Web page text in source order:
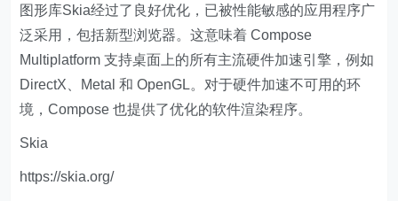
图形库Skia经过了良好优化，已被性能敏感的应用程序广
泛采用，包括新型浏览器。这意味着 Compose
Multiplatform 支持桌面上的所有主流硬件加速引擎，例如
DirectX、Metal 和 OpenGL。对于硬件加速不可用的环
境，Compose 也提供了优化的软件渲染程序。
Skia
https://skia.org/